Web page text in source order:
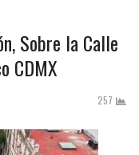
Sobre la Calle
CDMX
257